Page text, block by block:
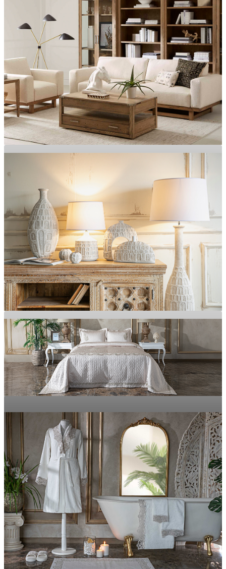
Özgün Tasarımlar, Zamansız Şıklık
MOBİLYA
Evinizdeki Her Alanı Zarafete Dönüştürün
EV DEKOR
Doğal Dokular, Yumuşak His
TEKSTİL